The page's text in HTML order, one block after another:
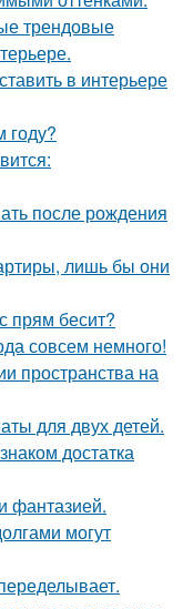
трендовые
в интерьере
году?
после рождения
лишь бы они
прям бесит?
совсем немного!
пространства на
для двух детей.
достатка
фантазией.
могут